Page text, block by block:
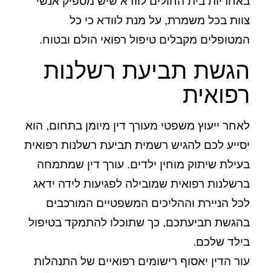
צוות בכל משמרת, על מנת לוודא כי כל
המטופלים מקבלים טיפול רפואי הולם ובטוח.
הגשת תביעת רשלנות
רפואית
לאחר ייעוץ משפטי מעורך דין מיומן בתחום, הוא
יסייע לכם להגיש רשמית תביעת רשלנות רפואית
בעילת שיתוק מוחין ילדים. עורך דין שמתמחה
ברשלנות רפואית שמובילה לפגיעות לידה ידאג
לכל הניירת וההליכים המשפטיים המורכבים
בהגשת תביעתכם, כך שתוכלו להתמקד בטיפול
בילד שלכם.
עור הדין יאסוף רישומים רפואיים של התנהלות